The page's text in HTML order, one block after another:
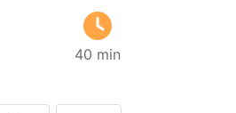
40 min